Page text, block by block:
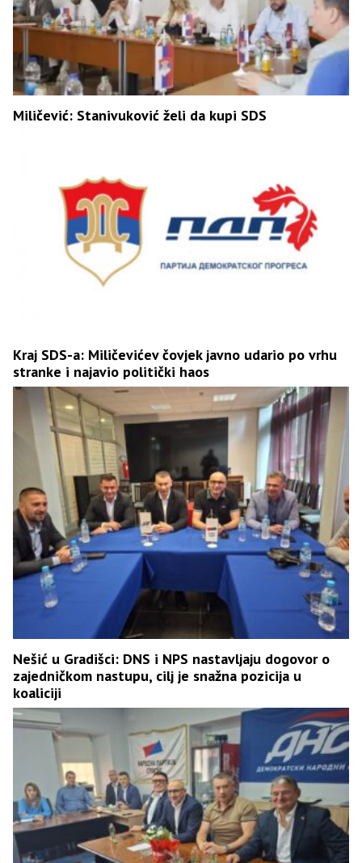
Miličević: Stanivuković želi da kupi SDS
Kraj SDS-a: Miličevićev čovjek javno udario po vrhu
stranke i najavio politički haos
Nešić u Gradišci: DNS i NPS nastavljaju dogovor o
zajedničkom nastupu, cilj je snažna pozicija u
koaliciji